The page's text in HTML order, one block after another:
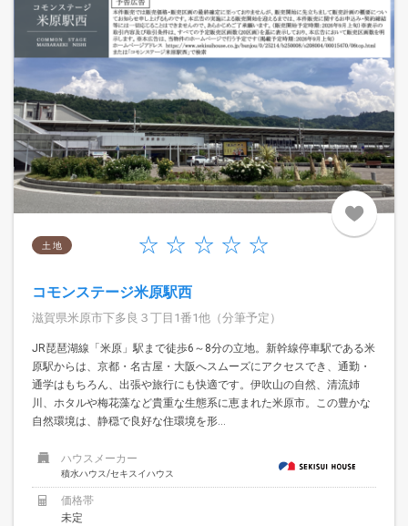
土 地
コモンステージ米原駅西
滋賀県米原市下多良３丁目1番1他（分筆予定）
JR琵琶湖線「米原」駅まで徒歩6～8分の立地。新幹線停車駅である米
原駅からは、京都・名古屋・大阪へスムーズにアクセスでき、通勤・
通学はもちろん、出張や旅行にも快適です。伊吹山の自然、清流姉
川、ホタルや梅花藻など貴重な生態系に恵まれた米原市。この豊かな
自然環境は、静穏で良好な住環境を形...
ハウスメーカー
積水ハウス/セキスイハウス
価格帯
未定